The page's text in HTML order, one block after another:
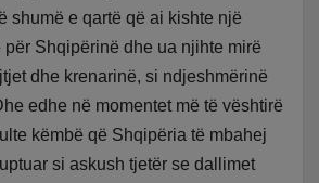
shumë e qartë që ai kishte një
Shqipërinë dhe ua njihte mirë
dhe krenarinë, si ndjeshmërinë
edhe në momentet më të vështirë
këmbë që Shqipëria të mbahej
si askush tjetër se dallimet